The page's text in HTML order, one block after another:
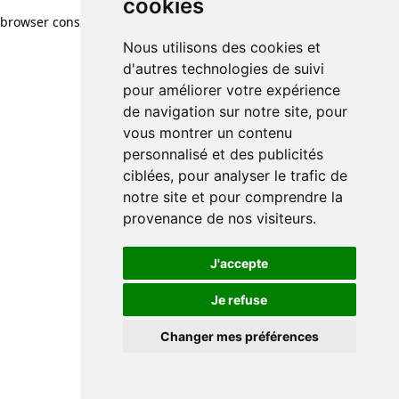
cookies
Nous utilisons des cookies et
d'autres technologies de suivi
pour améliorer votre expérience
de navigation sur notre site, pour
vous montrer un contenu
personnalisé et des publicités
ciblées, pour analyser le trafic de
notre site et pour comprendre la
provenance de nos visiteurs.
J'accepte
Je refuse
Changer mes préférences
cookies
Nous utilisons des cookies et
d'autres technologies de suivi
pour améliorer votre expérience
de navigation sur notre site, pour
vous montrer un contenu
personnalisé et des publicités
ciblées, pour analyser le trafic de
notre site et pour comprendre la
provenance de nos visiteurs.
J'accepte
Je refuse
Changer mes préférences
browser console for more information)